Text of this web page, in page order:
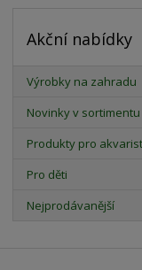
Akční nabídky
Výrobky na zahradu
Novinky v sortimentu
Produkty pro
Pro děti
Nejprodávanější